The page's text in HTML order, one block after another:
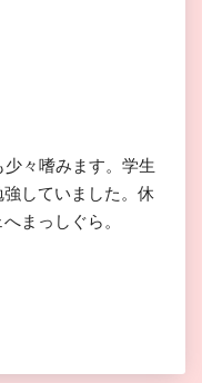
々嗜みます。学生
していました。休
まっしぐら。